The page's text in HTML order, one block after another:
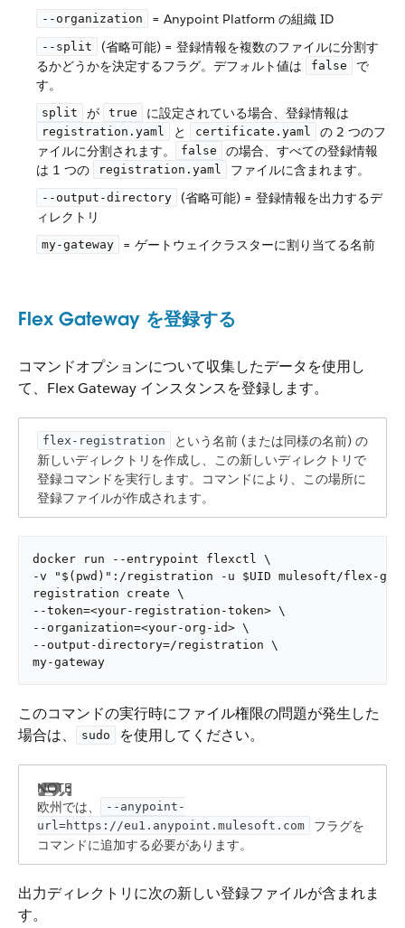
--organization ​ = Anypoint Platform の組織 ID
--split
​ (省略可能) = 登録情報を複数のファイルに分割す
るかどうかを決定するフラグ。デフォルト値は ​
false
​ で
す。
split ​ が ​ true ​ に設定されている場合、登録情報は ​
registration.yaml ​ と ​ certificate.yaml
​ の 2 つのフ
ァイルに分割されます。​
false
​ の場合、すべての登録情報
は 1 つの ​
registration.yaml ​ ファイルに含まれます。
--output-directory
​ (省略可能) = 登録情報を出力するデ
ィレクトリ
my-gateway ​ = ゲートウェイクラスターに割り当てる名前
Flex Gateway を登録する
コマンドオプションについて収集したデータを使用し
て、Flex Gateway インスタンスを登録します。
flex-registration
​ という名前 (または同様の名前) の
新しいディレクトリを作成し、この新しいディレクトリで
登録コマンドを実行します。コマンドにより、この場所に
登録ファイルが作成されます。
docker run --entrypoint flexctl \
-v "$(pwd)":/registration -u $UID mulesoft/flex-
registration create \
--token=<your-registration-token> \
--organization=<your-org-id> \
--output-directory=/registration \
my-gateway
このコマンドの実行時にファイル権限の問題が発生した
場合は、​
sudo ​ を使用してください。
欧州では、​
--anypoint-
url=https://eu1.anypoint.mulesoft.com
​ フラグを
コマンドに追加する必要があります。
出力ディレクトリに次の新しい登録ファイルが含まれま
す。